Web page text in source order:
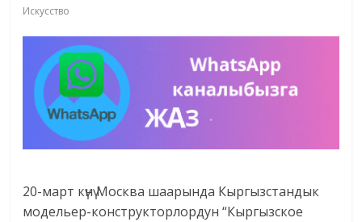
Искусство
20-март күнү Москва шаарында Кыргызстандык
модельер-конструкторлордун “Кыргызское